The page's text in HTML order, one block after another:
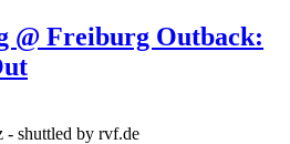
@ Freiburg Outback:
- shuttled by rvf.de